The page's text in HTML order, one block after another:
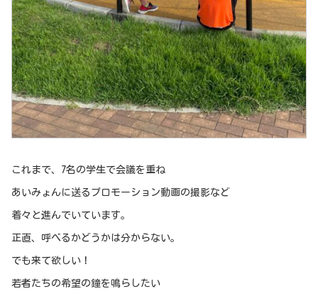
これまで、7名の学生で会議を重ね
あいみょんに送るプロモーション動画の撮影など
着々と進んでいています。
正直、呼べるかどうかは分からない。
でも来て欲しい！
若者たちの希望の鐘を鳴らしたい